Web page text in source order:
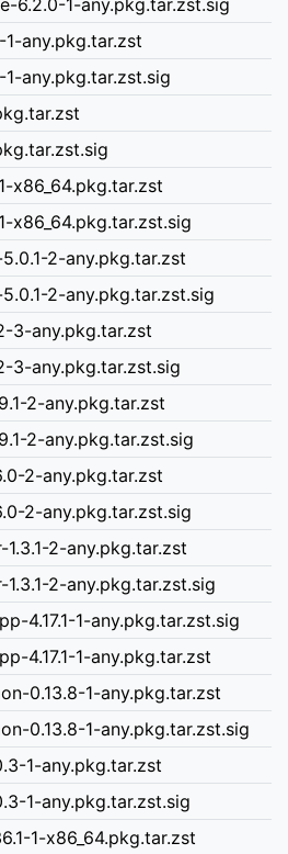
6.2.0-1-any.pkg.tar.zst.sig
any.pkg.tar.zst
any.pkg.tar.zst.sig
x86_64.pkg.tar.zst
x86_64.pkg.tar.zst.sig
2-any.pkg.tar.zst
2-any.pkg.tar.zst.sig
3-any.pkg.tar.zst
3-any.pkg.tar.zst.sig
2-any.pkg.tar.zst
2-any.pkg.tar.zst.sig
2-any.pkg.tar.zst
2-any.pkg.tar.zst.sig
2-any.pkg.tar.zst
2-any.pkg.tar.zst.sig
4.17.1-1-any.pkg.tar.zst.sig
4.17.1-1-any.pkg.tar.zst
0.13.8-1-any.pkg.tar.zst
0.13.8-1-any.pkg.tar.zst.sig
1-any.pkg.tar.zst
1-any.pkg.tar.zst.sig
1-x86_64.pkg.tar.zst